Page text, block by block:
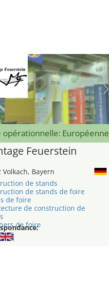
opérationnelle: Européenne
Feuerstein
Volkach, Bayern
de stands
de stands de foire
de foire
de construction de
de foire